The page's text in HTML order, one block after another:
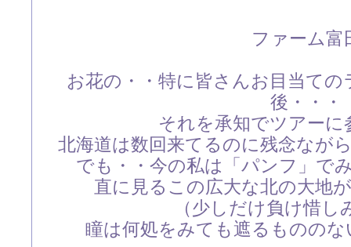
ファーム富
お花の・・特に皆さんお目当て
後・・・
それを承知でツアーに
北海道は数回来てるのに残念なが
でも・・今の私は「パンフ」で
直に見るこの広大な北の大地
（少しだけ負け惜
瞳は何処をみても遮るものの